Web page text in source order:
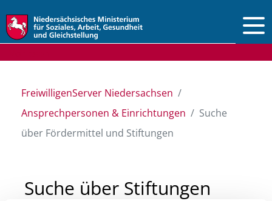
FreiwilligenServer Niedersachsen
Ansprechpersonen & Einrichtungen
Suche
über Fördermittel und Stiftungen
Suche über Stiftungen